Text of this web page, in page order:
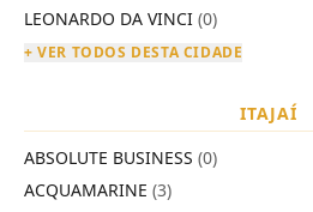
LEONARDO DA VINCI (0)
+ VER TODOS DESTA CIDADE
ITAJAÍ
ABSOLUTE BUSINESS (0)
ACQUAMARINE (3)